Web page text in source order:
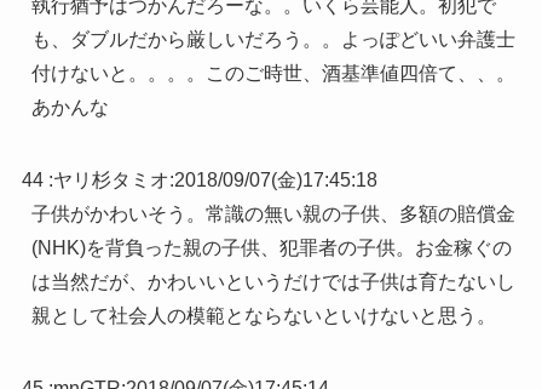
執行猶予はつかんだろーな。。いくら芸能人。初犯で
も、ダブルだから厳しいだろう。。よっぽどいい弁護士
付けないと。。。。このご時世、酒基準値四倍て、、。
あかんな
44 :ヤリ杉タミオ:2018/09/07(金)17:45:18
子供がかわいそう。常識の無い親の子供、多額の賠償金
(NHK)を背負った親の子供、犯罪者の子供。お金稼ぐの
は当然だが、かわいいというだけでは子供は育たないし
親として社会人の模範とならないといけないと思う。